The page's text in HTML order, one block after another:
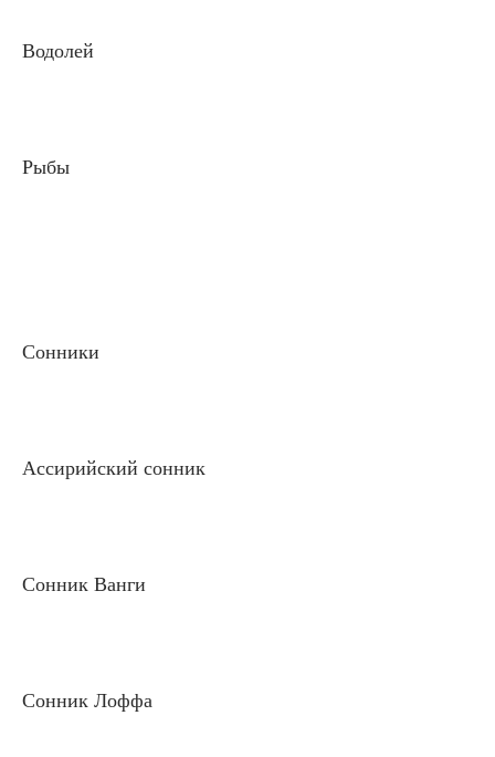
Водолей
Рыбы
Сонники
Ассирийский сонник
Сонник Ванги
Сонник Лоффа